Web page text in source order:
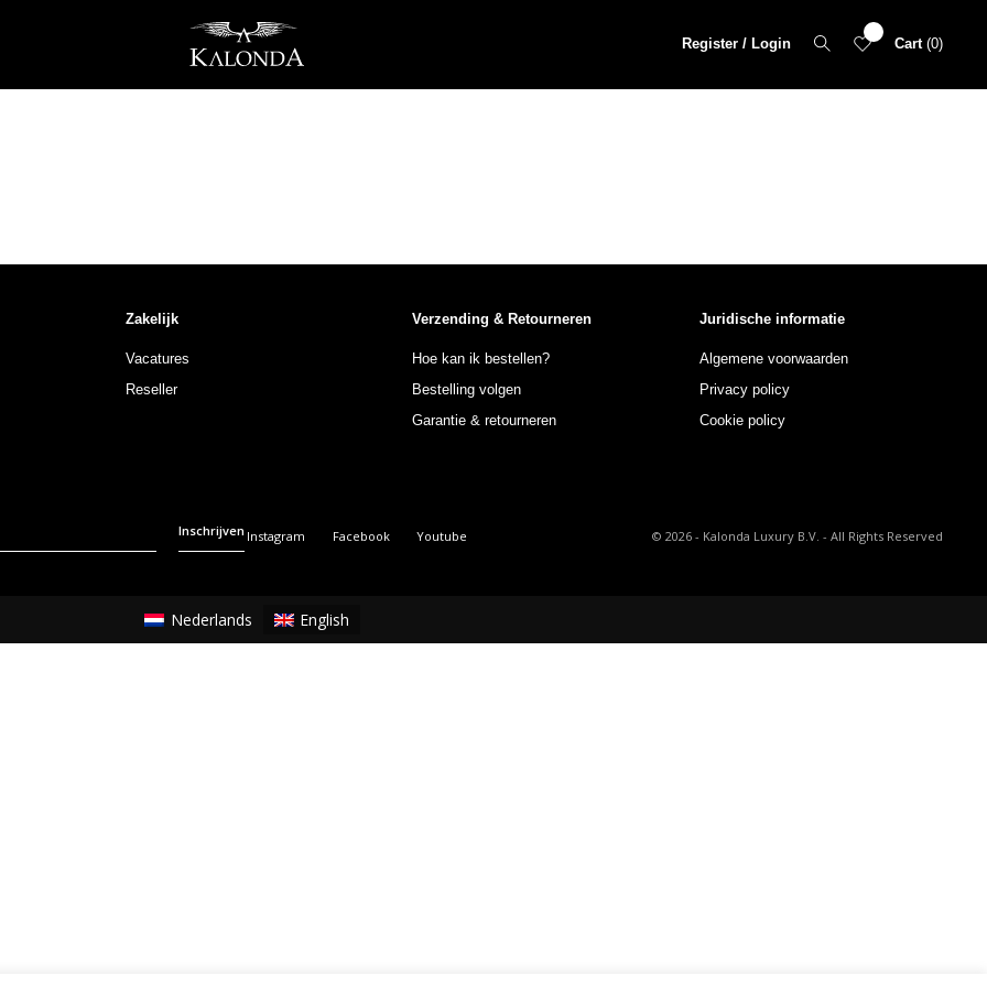
Register / Login Cart 0
Zakelijk
Vacatures
Reseller
Verzending & Retourneren
Hoe kan ik bestellen?
Bestelling volgen
Garantie & retourneren
Juridische informatie
Algemene voorwaarden
Privacy policy
Cookie policy
Inschrijven Instagram Facebook Youtube © 2026 - Kalonda Luxury B.V. - All Rights Reserved
Nederlands English